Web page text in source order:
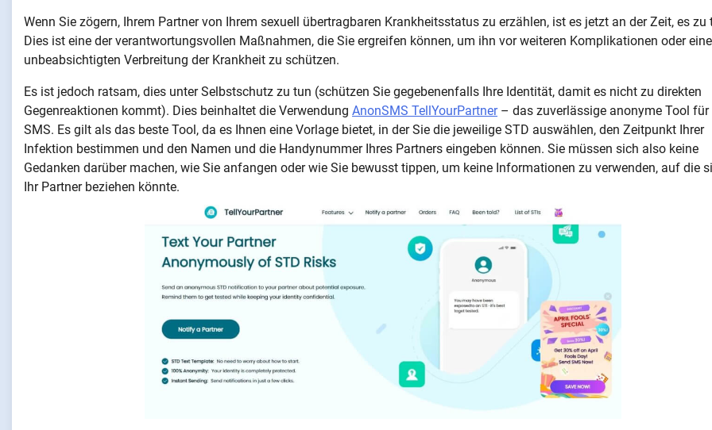
Wenn Sie zögern, Ihrem Partner von Ihrem sexuell übertragbaren Krankheitsstatus zu erzählen, ist es jetzt an der Zeit, es zu
Dies ist eine der verantwortungsvollen Maßnahmen, die Sie ergreifen können, um ihn vor weiteren Komplikationen oder
unbeabsichtigten Verbreitung der Krankheit zu schützen.
Es ist jedoch ratsam, dies unter Selbstschutz zu tun (schützen Sie gegebenenfalls Ihre Identität, damit es nicht zu direkten
Gegenreaktionen kommt). Dies beinhaltet die Verwendung AnonSMS TellYourPartner– das zuverlässige anonyme Tool für
SMS. Es gilt als das beste Tool, da es Ihnen eine Vorlage bietet, in der Sie die jeweilige STD auswählen, den Zeitpunkt Ihrer
Infektion bestimmen und den Namen und die Handynummer Ihres Partners eingeben können. Sie müssen sich also keine
Gedanken darüber machen, wie Sie anfangen oder wie Sie bewusst tippen, um keine Informationen zu verwenden, auf die
Ihr Partner beziehen könnte.